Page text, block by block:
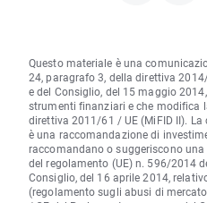
Questo materiale è una
24, paragrafo 3, della direttiva
e del Consiglio, del 15 maggio
strumenti finanziari e che modifica
direttiva 2011/61 / UE (MiFID II).
è una raccomandazione di
raccomandano o suggeriscono
del regolamento (UE) n. 596/2014
Consiglio, del 16 aprile 2014,
(regolamento sugli abusi di